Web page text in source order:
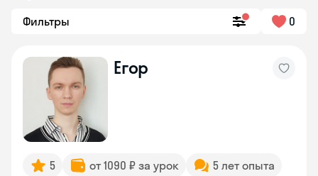
Фильтры 0
Егор
5 от 1090 ₽ за урок
5 лет опыта